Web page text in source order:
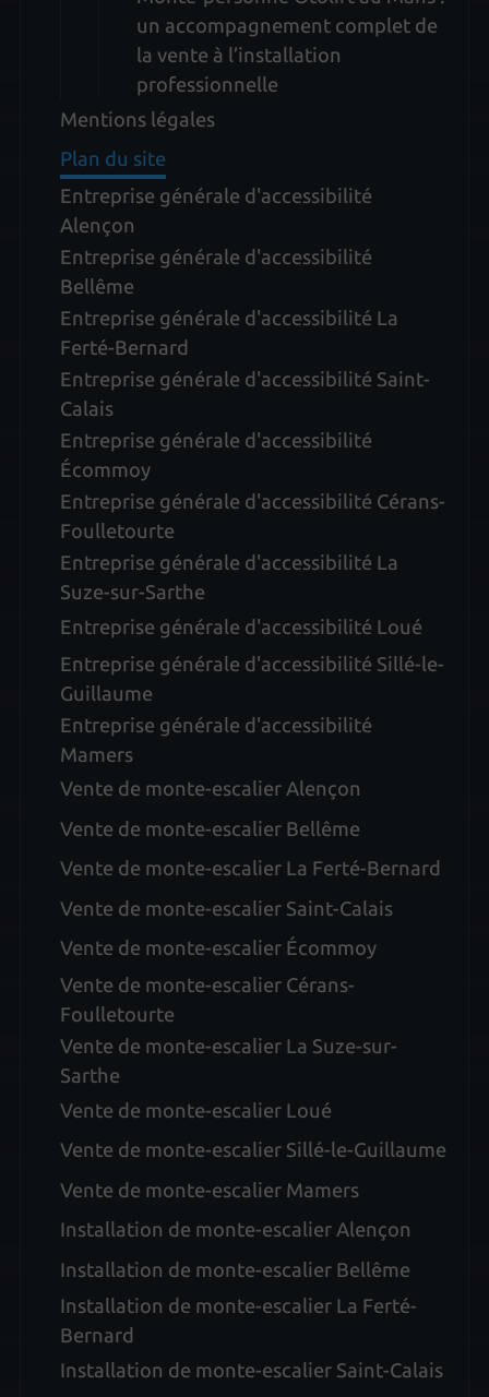
un accompagnement complet de
la vente à l’installation
professionnelle
Mentions légales
Plan du site
Entreprise générale d'accessibilité
Alençon
Entreprise générale d'accessibilité
Bellême
Entreprise générale d'accessibilité La
Ferté-Bernard
Entreprise générale d'accessibilité Saint-
Calais
Entreprise générale d'accessibilité
Écommoy
Entreprise générale d'accessibilité Cérans-
Foulletourte
Entreprise générale d'accessibilité La
Suze-sur-Sarthe
Entreprise générale d'accessibilité Loué
Entreprise générale d'accessibilité Sillé-le-
Guillaume
Entreprise générale d'accessibilité
Mamers
Vente de monte-escalier Alençon
Vente de monte-escalier Bellême
Vente de monte-escalier La Ferté-Bernard
Vente de monte-escalier Saint-Calais
Vente de monte-escalier Écommoy
Vente de monte-escalier Cérans-
Foulletourte
Vente de monte-escalier La Suze-sur-
Sarthe
Vente de monte-escalier Loué
Vente de monte-escalier Sillé-le-Guillaume
Vente de monte-escalier Mamers
Installation de monte-escalier Alençon
Installation de monte-escalier Bellême
Installation de monte-escalier La Ferté-
Bernard
Installation de monte-escalier Saint-Calais